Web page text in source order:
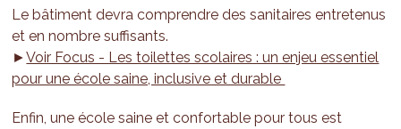
Le bâtiment devra comprendre des sanitaires entretenus
et en nombre suffisants.
►Voir Focus - Les toilettes scolaires : un enjeu essentiel
pour une école saine, inclusive et durable
Enfin, une école saine et confortable pour tous est